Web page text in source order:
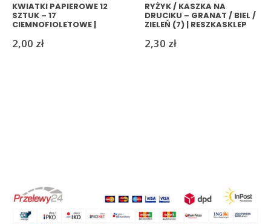
KWIATKI PAPIEROWE 12
SZTUK – 17
CIEMNOFIOLETOWE |
2,00 zł
RYŻYK / KASZKA NA
DRUCIKU – GRANAT / BIEL /
ZIELEŃ (7) | RESZKASKLEP
2,30 zł